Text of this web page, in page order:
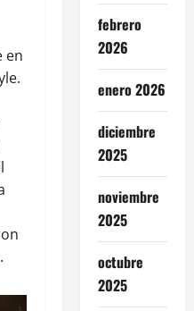
en
febrero
2026
enero 2026
diciembre
2025
noviembre
2025
octubre
2025